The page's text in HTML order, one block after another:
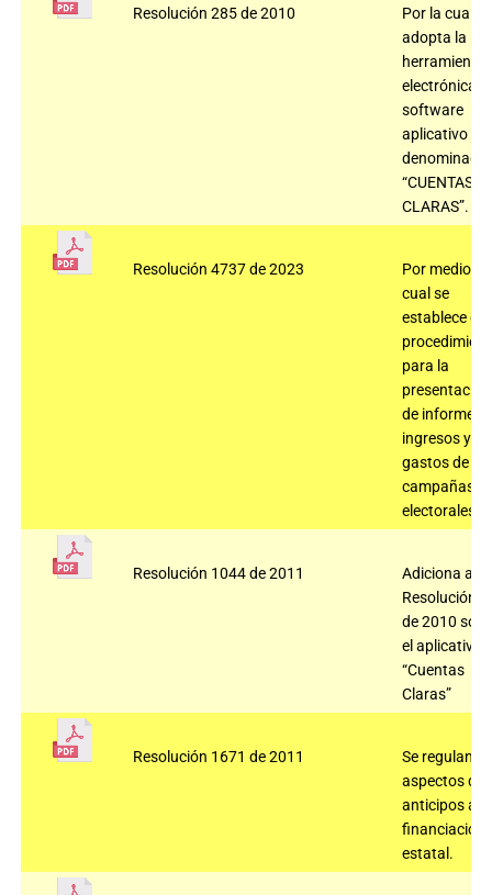
Resolución 285 de 2010
Por la cual se
adopta la
herramienta
electrónica,
software
aplicativo
denominado
“CUENTAS
CLARAS”.
Resolución 4737 de 2023
Por medio
cual se
establece el
para la
presentación
de informes
ingresos y
gastos de
campañas
electorales.
Resolución 1044 de 2011
Adiciona a la
Resolución
de 2010
el aplicativo
“Cuentas
Claras”
Resolución 1671 de 2011
Se regulan
aspectos de
anticipos a la
financiación
estatal.